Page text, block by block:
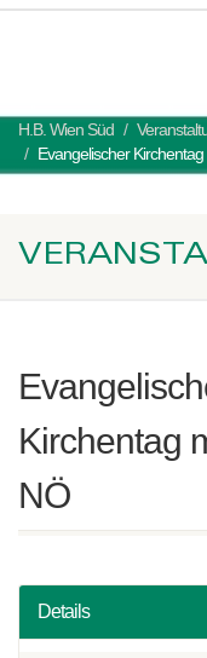
H.B. Wien Süd
Evangelischer
Kirchentag
NÖ
Details